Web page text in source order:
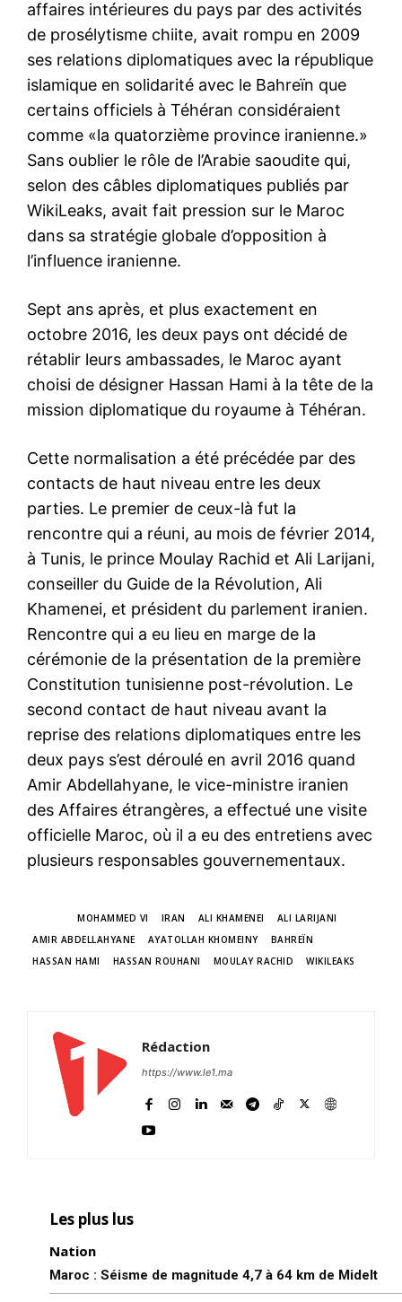
affaires intérieures du pays par des activités
de prosélytisme chiite, avait rompu en 2009
ses relations diplomatiques avec la république
islamique en solidarité avec le Bahreïn que
certains officiels à Téhéran considéraient
comme «la quatorzième province iranienne.»
Sans oublier le rôle de l’Arabie saoudite qui,
selon des câbles diplomatiques publiés par
WikiLeaks, avait fait pression sur le Maroc
dans sa stratégie globale d’opposition à
l’influence iranienne.
Sept ans après, et plus exactement en
octobre 2016, les deux pays ont décidé de
rétablir leurs ambassades, le Maroc ayant
choisi de désigner Hassan Hami à la tête de la
mission diplomatique du royaume à Téhéran.
Cette normalisation a été précédée par des
contacts de haut niveau entre les deux
parties. Le premier de ceux-là fut la
rencontre qui a réuni, au mois de février 2014,
à Tunis, le prince Moulay Rachid et Ali Larijani,
conseiller du Guide de la Révolution, Ali
Khamenei, et président du parlement iranien.
Rencontre qui a eu lieu en marge de la
cérémonie de la présentation de la première
Constitution tunisienne post-révolution. Le
second contact de haut niveau avant la
reprise des relations diplomatiques entre les
deux pays s’est déroulé en avril 2016 quand
Amir Abdellahyane, le vice-ministre iranien
des Affaires étrangères, a effectué une visite
officielle Maroc, où il a eu des entretiens avec
plusieurs responsables gouvernementaux.
MOHAMMED VI IRAN ALI KHAMENEI
ALI LARIJANI
AMIR ABDELLAHYANE
AYATOLLAH KHOMEINY
BAHREÏN
HASSAN HAMI
HASSAN ROUHANI MOULAY RACHID WIKILEAKS
Rédaction
https://www.le1.ma
Les plus lus
Nation
Maroc : Séisme de magnitude 4,7 à 64 km de Midelt